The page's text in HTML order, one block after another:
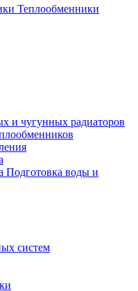
Теплообменники
и чугунных радиаторов
Подготовка воды и
систем